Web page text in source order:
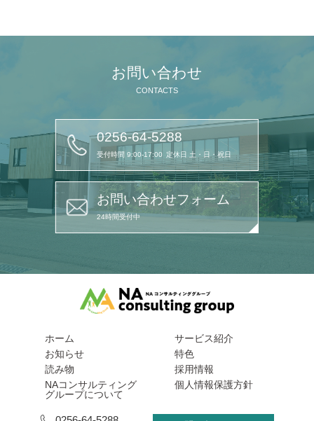
お問い合わせ
CONTACTS
0256-64-5288
受付時間 9:00-17:00 定休日 土・日・祝日
お問い合わせフォーム
24時間受付中
ホーム
お知らせ
読み物
NAコンサルティング
グループについて
サービス紹介
特色
採用情報
個人情報保護方針